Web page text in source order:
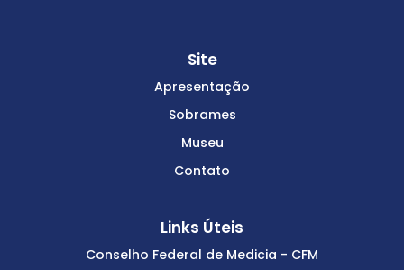
Site
Apresentação
Sobrames
Museu
Contato
Links Úteis
Conselho Federal de Medicia - CFM